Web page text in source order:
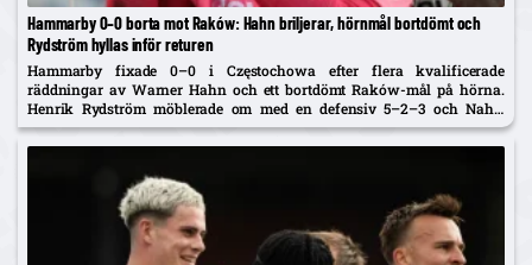
Hammarby 0–0 borta mot Raków: Hahn briljerar, hörnmål bortdömt och
Rydström hyllas inför returen
Hammarby fixade 0–0 i Częstochowa efter flera kvalificerade
räddningar av Warner Hahn och ett bortdömt Raków-mål på hörna.
Henrik Rydström möblerade om med en defensiv 5–2–3 och Nahir
Besara som falsk nia – och får beröm av spelarna. Returen spelas...